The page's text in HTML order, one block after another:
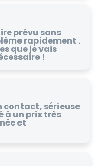
prévu sans
rapidement .
que je vais
!
contact, sérieuse
à un prix très
et